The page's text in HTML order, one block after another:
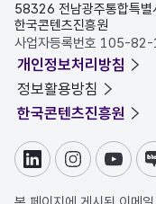
58326 전남광주통합특
한국콘텐츠진흥원
사업자등록번호 105-
개인정보처리방침
정보활용방침
한국콘텐츠진흥원
링크드인인스타그램
유튜브